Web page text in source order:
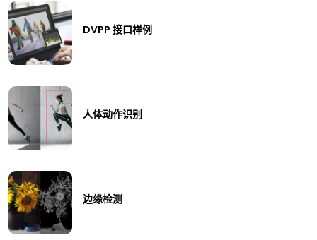
DVPP 接口样例
人体动作识别
边缘检测